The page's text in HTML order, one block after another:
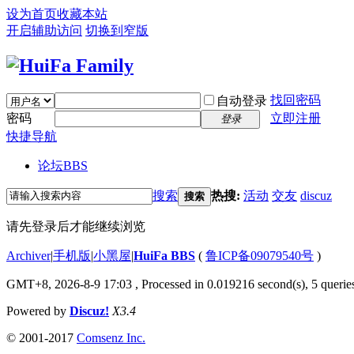
设为首页收藏本站
开启辅助访问 切换到窄版
自动登录 找回密码
密码
登录
立即注册
快捷导航
论坛BBS
搜索 搜索 热搜: 活动 交友 discuz
请先登录后才能继续浏览
Archiver|手机版|小黑屋|HuiFa BBS ( 鲁ICP备09079540号 )
GMT+8, 2026-8-9 17:03 , Processed in 0.019216 second(s), 5
Powered by Discuz! X3.4
© 2001-2017 Comsenz Inc.